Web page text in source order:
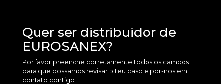
Quer ser distribuidor de
EUROSANEX?
Por favor preenche corretamente todos os campos
para que possamos revisar o teu caso e por-nos em
contato contigo.